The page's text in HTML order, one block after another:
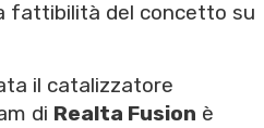
fattibilità del concetto su
il catalizzatore
di Realta Fusion è